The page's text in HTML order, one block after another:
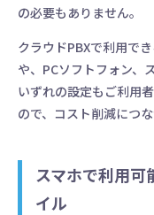
の必要もありません。
クラウドPBXで利用で
や、PCソフトフォン、
いずれの設定もご利用
ので、コスト削減につな
スマホで利用可
イル